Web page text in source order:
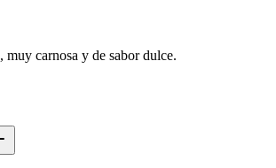
muy carnosa y de sabor dulce.